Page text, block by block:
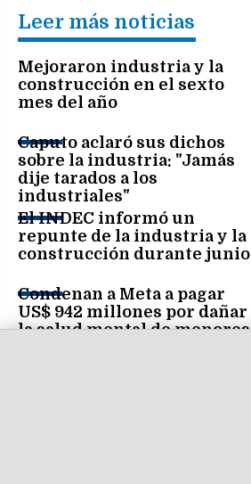
Leer más noticias
Mejoraron industria y la
construcción en el sexto
mes del año
Caputo aclaró sus dichos
sobre la industria: "Jamás
dije tarados a los
industriales"
El INDEC informó un
repunte de la industria y la
construcción durante junio
Condenan a Meta a pagar
US$ 942 millones por dañar
la salud mental de menores